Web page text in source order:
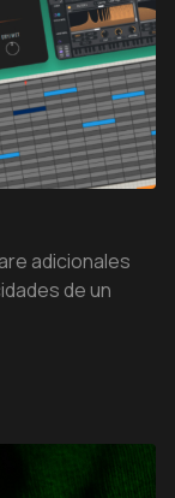
adicionales
de un